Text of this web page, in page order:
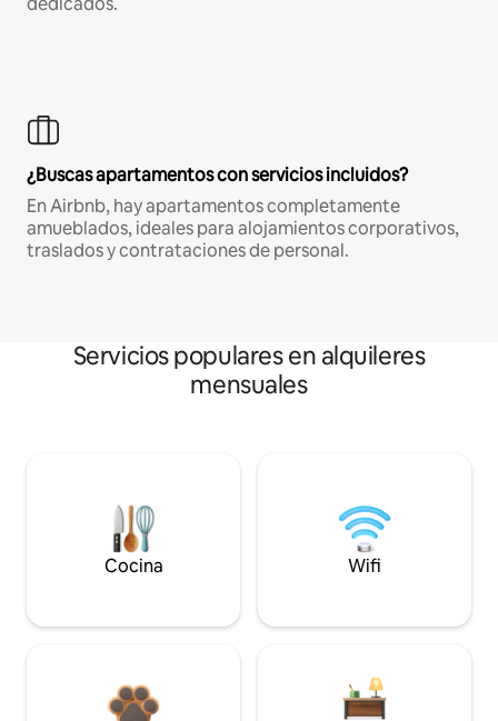
¿Buscas apartamentos con servicios incluidos?
En Airbnb, hay apartamentos completamente
amueblados, ideales para alojamientos corporativos,
traslados y contrataciones de personal.
Servicios populares en alquileres
mensuales
Cocina Wifi